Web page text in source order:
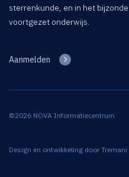
sterrenkunde, en in het
voortgezet onderwijs.
Aanmelden
©2026 NOVA Informatiecentrum
Design en ontwikkeling door Tremani